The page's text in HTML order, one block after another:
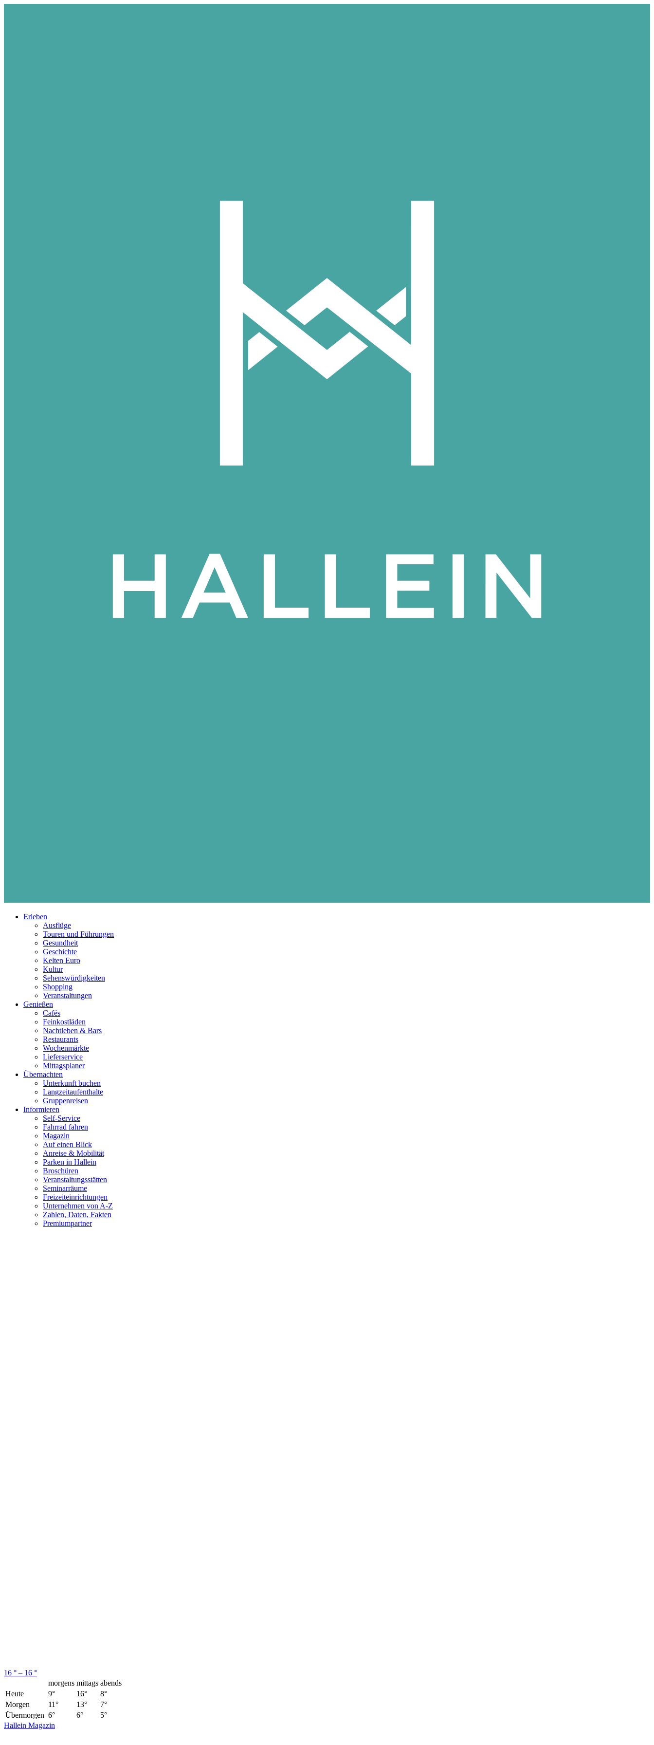
Erleben
Ausflüge
Touren und Führungen
Gesundheit
Geschichte
Kelten Euro
Kultur
Sehenswürdigkeiten
Shopping
Veranstaltungen
Genießen
Cafés
Feinkostläden
Nachtleben & Bars
Restaurants
Wochenmärkte
Lieferservice
Mittagsplaner
Übernachten
Unterkunft buchen
Langzeitaufenthalte
Gruppenreisen
Informieren
Self-Service
Fahrrad fahren
Magazin
Auf einen Blick
Anreise & Mobilität
Parken in Hallein
Broschüren
Veranstaltungsstätten
Seminarräume
Freizeiteinrichtungen
Unternehmen von A-Z
Zahlen, Daten, Fakten
Premiumpartner
16 ° – 16 °
morgens mittags abends
Heute
9° 16°
8°
Morgen
11° 13°
7°
Übermorgen 6° 6°
5°
Hallein Magazin